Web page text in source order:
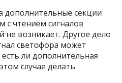
дополнительные секции
с чтением сигналов
не возникает. Другое дело
светофора может
ли дополнительная
случае делать